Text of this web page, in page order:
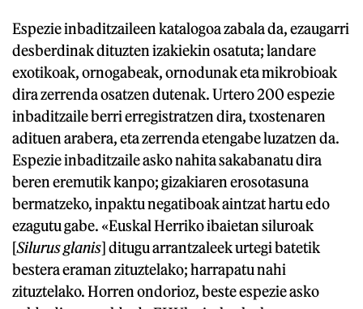
Espezie inbaditzaileen katalogoa zabala da, ezaugarri
desberdinak dituzten izakiekin osatuta; landare
exotikoak, ornogabeak, ornodunak eta mikrobioak
dira zerrenda osatzen dutenak. Urtero 200 espezie
inbaditzaile berri erregistratzen dira, txostenaren
adituen arabera, eta zerrenda etengabe luzatzen da.
Espezie inbaditzaile asko nahita sakabanatu dira
beren eremutik kanpo; gizakiaren erosotasuna
bermatzeko, inpaktu negatiboak aintzat hartu edo
ezagutu gabe. «Euskal Herriko ibaietan siluroak
[Silurus glanis] ditugu arrantzaleek urtegi batetik
bestera eraman zituztelako; harrapatu nahi
zituztelako. Horren ondorioz, beste espezie asko